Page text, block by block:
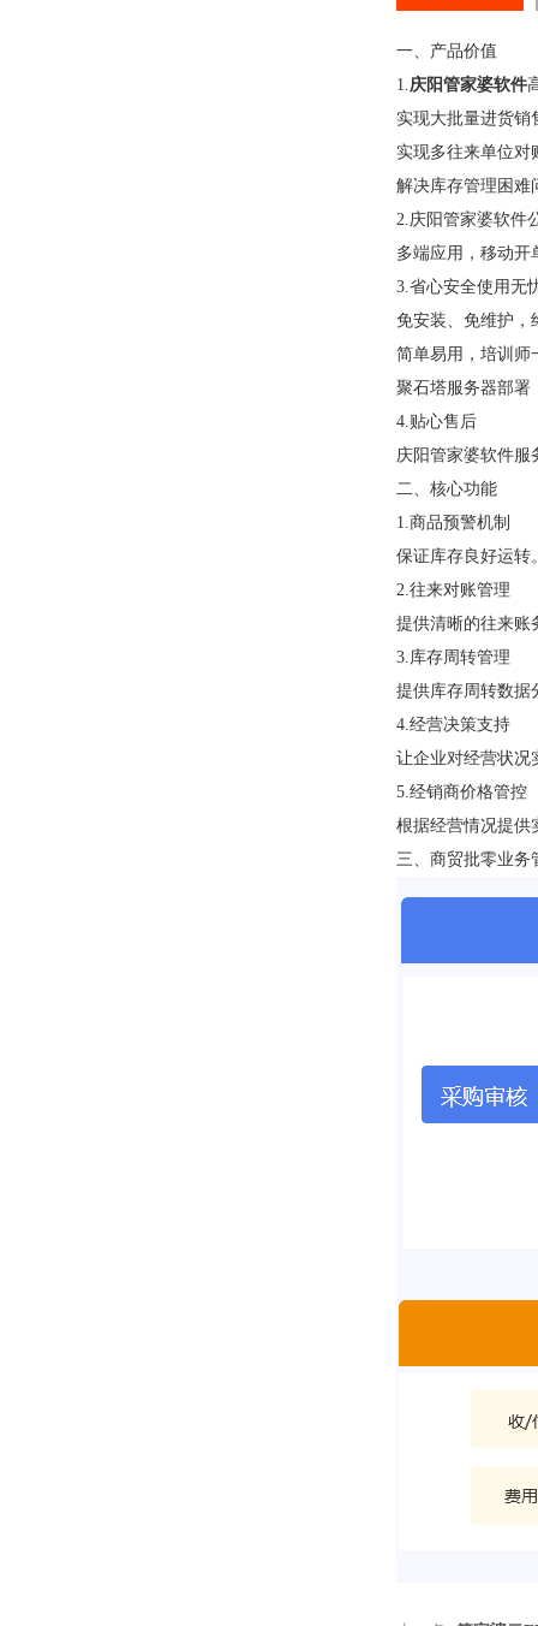
一、 产品价值
1.庆阳管家婆软件
实现大批量进货销
实现多往来单位对账
解决库存管理困难
2.庆阳管家婆软件
多端应用，移动开单
3.省心安全使用无
免安装、免维护
简单易用，培训
聚石塔服务器部署
4.贴心售后
庆阳管家婆软件服
二、 核心功能
1.商品预警机制
保证库存良好运转
2.往来对账管理
提供清晰的往来账务
3.库存周转管理
提供库存周转数据分
4.经营决策支持
让企业对经营状况实
5.经销商价格管控
根据经营情况提供实
三、 商贸批零业务